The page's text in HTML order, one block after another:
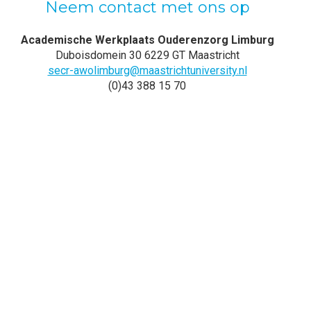
Neem contact met ons op
Academische Werkplaats Ouderenzorg Limburg
Duboisdomein 30 6229 GT Maastricht
secr-awolimburg@maastrichtuniversity.nl
(0)43 388 15 70